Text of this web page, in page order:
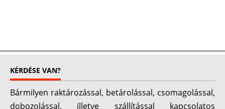
KÉRDÉSE VAN?
Bármilyen raktározással, betárolással, csomagolással,
dobozolással, illetve szállítással kapcsolatos